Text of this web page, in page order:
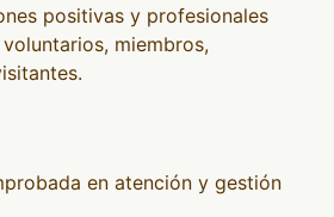
positivas y profesionales
miembros,
en atención y gestión